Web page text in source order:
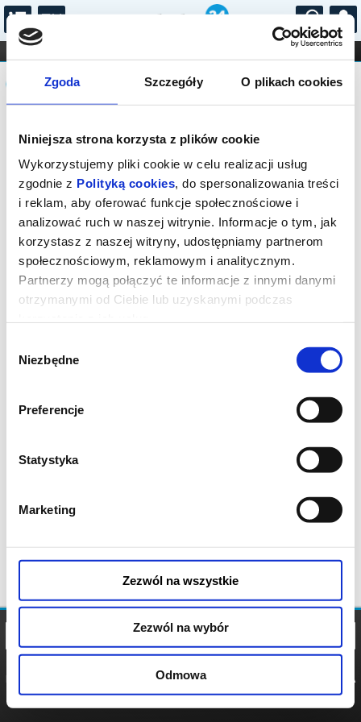
Zgoda Szczegóły O plikach cookies
Niniejsza strona korzysta z plików cookie
Wykorzystujemy pliki cookie w celu realizacji usług
zgodnie z Polityką cookies, do spersonalizowania treści
i reklam, aby oferować funkcje społecznościowe i
analizować ruch w naszej witrynie. Informacje o tym, jak
korzystasz z naszej witryny, udostępniamy partnerom
społecznościowym, reklamowym i analitycznym.
Partnerzy mogą połączyć te informacje z innymi danymi
otrzymanymi od Ciebie lub uzyskanymi podczas
zgody
Niezbędne
Preferencje
Statystyka
Marketing
Zezwól na wszystkie
Zezwól na wybór
Odmowa
...
FILHARMONIA OPERA I BALET
STAND-UP
DLA DZIECI
Komunikat
Sprzedaż biletów online została
zakończona. Zapytaj o dostępność
biletów w kasie.
POLITYKA
POLITYKA